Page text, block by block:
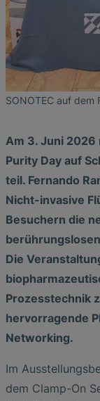
SONOTEC auf dem
Am 3. Juni 2026
Purity Day auf
teil. Fernando
Nicht-invasive
Besuchern die
Die
Prozesstechnik
hervorragende
Networking.
Im
dem Clamp-On